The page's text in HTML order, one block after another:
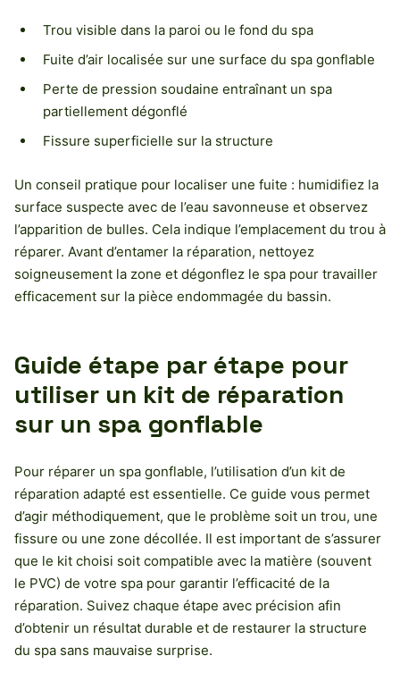
Trou visible dans la paroi ou le fond du spa
Fuite d’air localisée sur une surface du spa gonflable
Perte de pression soudaine entraînant un spa
partiellement dégonflé
Fissure superficielle sur la structure
Un conseil pratique pour localiser une fuite : humidifiez la
surface suspecte avec de l’eau savonneuse et observez
l’apparition de bulles. Cela indique l’emplacement du trou à
réparer. Avant d’entamer la réparation, nettoyez
soigneusement la zone et dégonflez le spa pour travailler
efficacement sur la pièce endommagée du bassin.
Guide étape par étape pour
utiliser un kit de réparation
sur un spa gonflable
Pour réparer un spa gonflable, l’utilisation d’un kit de
réparation adapté est essentielle. Ce guide vous permet
d’agir méthodiquement, que le problème soit un trou, une
fissure ou une zone décollée. Il est important de s’assurer
que le kit choisi soit compatible avec la matière (souvent
le PVC) de votre spa pour garantir l’efficacité de la
réparation. Suivez chaque étape avec précision afin
d’obtenir un résultat durable et de restaurer la structure
du spa sans mauvaise surprise.